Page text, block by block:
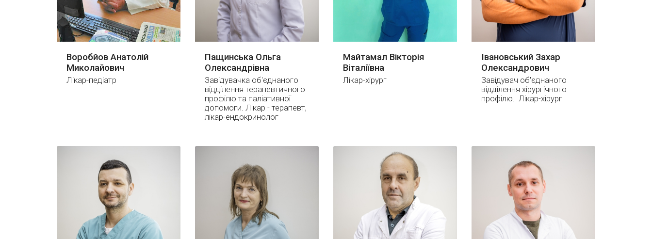
Воробйов Анатолій
Миколайович
Лікар-педіатр
Пащинська Ольга
Олександрівна
Завідувачка об'єднаного
відділення терапевтичного
профілю та паліативної
допомоги. Лікар - терапевт,
лікар-ендокринолог
Майтамал Вікторія
Віталіївна
Лікар-хірург
Івановський Захар
Олександрович
Завідувач об'єднаного
відділення хірургічного
профілю. Лікар-хірург